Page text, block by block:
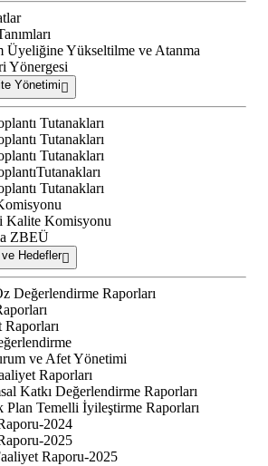
Üyeliğine Yükseltilme ve Atanma
Yönergesi
Yönetimi
Tutanakları
Tutanakları
Tutanakları
Tutanakları
Kalite Komisyonu
ZBEÜ
Hedefler
Değerlendirme Raporları
Raporları
ve Afet Yönetimi
Raporları
Katkı Değerlendirme Raporları
Plan Temelli İyileştirme Raporları
2024
2025
Raporu-2025